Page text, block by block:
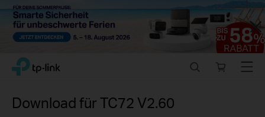
Close
Click
navigation
TP-Link, Reliably Smart
store
Menu
Download fürTC72 V2.60